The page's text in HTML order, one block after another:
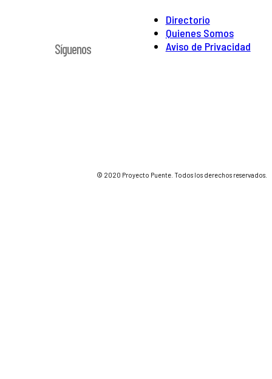
Directorio
Quienes Somos
Aviso de Privacidad
Síguenos
© 2020 Proyecto Puente. Todos los derechos reservados.